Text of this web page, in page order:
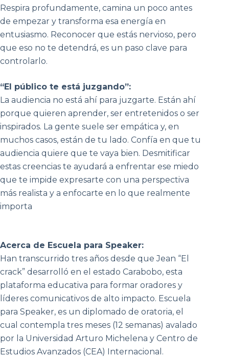
Respira profundamente, camina un poco antes
de empezar y transforma esa energía en
entusiasmo. Reconocer que estás nervioso, pero
que eso no te detendrá, es un paso clave para
controlarlo.
“El público te está juzgando”:
La audiencia no está ahí para juzgarte. Están ahí
porque quieren aprender, ser entretenidos o ser
inspirados. La gente suele ser empática y, en
muchos casos, están de tu lado. Confía en que tu
audiencia quiere que te vaya bien. Desmitificar
estas creencias te ayudará a enfrentar ese miedo
que te impide expresarte con una perspectiva
más realista y a enfocarte en lo que realmente
importa
Acerca de Escuela para Speaker:
Han transcurrido tres años desde que Jean “El
crack” desarrolló en el estado Carabobo, esta
plataforma educativa para formar oradores y
líderes comunicativos de alto impacto. Escuela
para Speaker, es un diplomado de oratoria, el
cual contempla tres meses (12 semanas) avalado
por la Universidad Arturo Michelena y Centro de
Estudios Avanzados (CEA) Internacional.